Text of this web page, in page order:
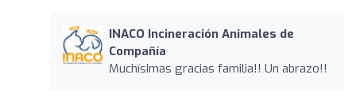
INACO Incineración Animales de
Compañía
Muchísimas gracias familia!! Un abrazo!!